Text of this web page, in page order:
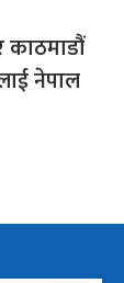
काठमाडौं
नेपाल